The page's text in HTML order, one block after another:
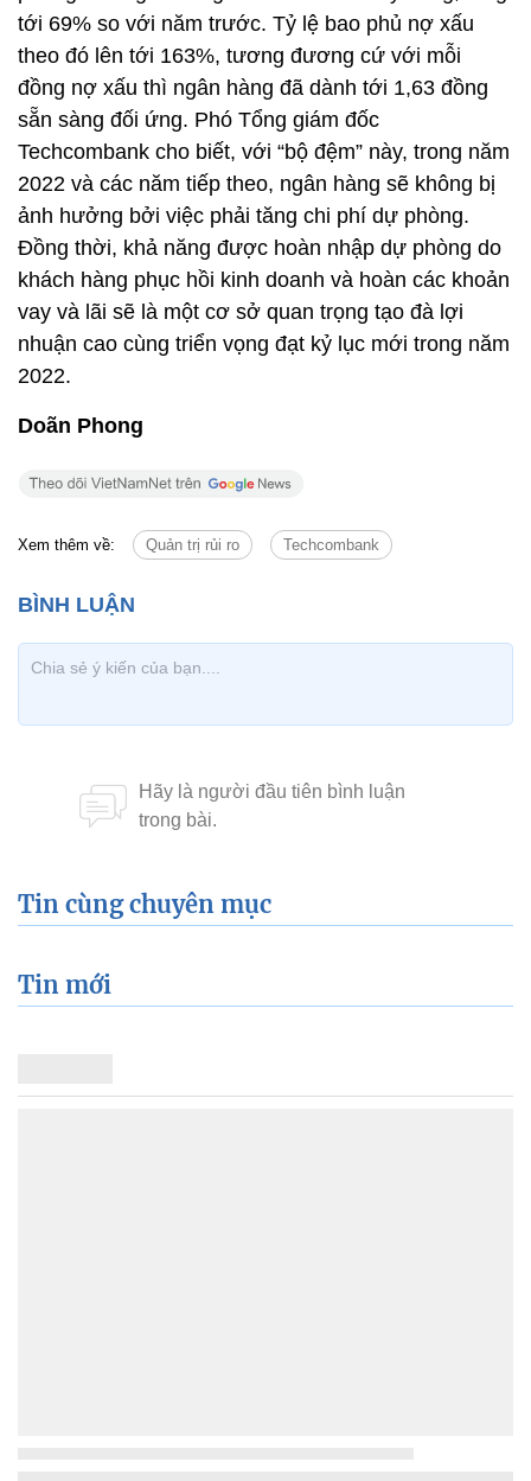
như “risk profile” thấp hơn, thì tỷ lệ phần trăm họ có
thể đi qua đại dịch một cách lành mạnh thường rất
cao. Theo đó, một cách tự nhiên, lượng khách hàng
có nhu cầu tái cấu trúc sẽ giảm xuống, khi hoạt
động của họ trở lại trạng thái bình thường.
Tính đến cuối năm 2021, tổng số dư trích lập dự
phòng của ngân hàng đã lên tới 3.735 tỷ đồng, tăng
tới 69% so với năm trước. Tỷ lệ bao phủ nợ xấu
theo đó lên tới 163%, tương đương cứ với mỗi
đồng nợ xấu thì ngân hàng đã dành tới 1,63 đồng
sẵn sàng đối ứng. Phó Tổng giám đốc
Techcombank cho biết, với “bộ đệm” này, trong năm
2022 và các năm tiếp theo, ngân hàng sẽ không bị
Đồng thời, khả năng được hoàn nhập dự phòng do
vay và lãi sẽ là một cơ sở quan trọng tạo đà lợi
2022.
Doãn Phong